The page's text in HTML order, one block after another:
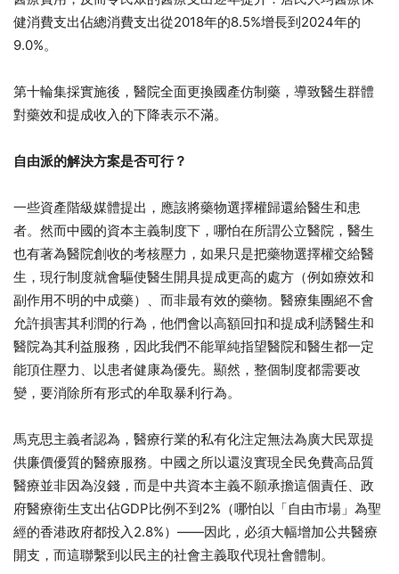
健消費支出佔總消費支出從2018年的8.5%增長到2024年的
9.0%。
第十輪集採實施後，醫院全面更換國產仿制藥，導致醫生群體
對藥效和提成收入的下降表示不滿。
自由派的解決方案是否可行？
一些資產階級媒體提出，應該將藥物選擇權歸還給醫生和患
者。然而中國的資本主義制度下，哪怕在所謂公立醫院，醫生
也有著為醫院創收的考核壓力，如果只是把藥物選擇權交給醫
生，現行制度就會驅使醫生開具提成更高的處方（例如療效和
副作用不明的中成藥）、而非最有效的藥物。醫療集團絕不會
允許損害其利潤的行為，他們會以高額回扣和提成利誘醫生和
醫院為其利益服務，因此我們不能單純指望醫院和醫生都一定
能頂住壓力、以患者健康為優先。顯然，整個制度都需要改
變，要消除所有形式的牟取暴利行為。
馬克思主義者認為，醫療行業的私有化注定無法為廣大民眾提
供廉價優質的醫療服務。中國之所以還沒實現全民免費高品質
醫療並非因為沒錢，而是中共資本主義不願承擔這個責任、政
府醫療衛生支出佔GDP比例不到2%（哪怕以「自由市場」為聖
經的香港政府都投入2.8%）——因此，必須大幅增加公共醫療
開支，而這聯繫到以民主的社會主義取代現社會體制。